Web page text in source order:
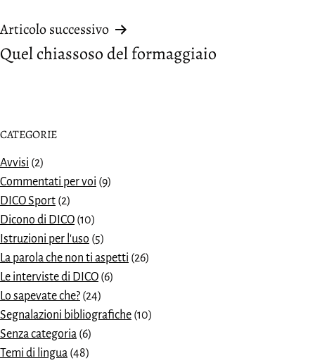
Articolo successivo
Quel chiassoso del formaggiaio
CATEGORIE
Avvisi (2)
Commentati per voi (9)
DICO Sport (2)
Dicono di DICO (10)
Istruzioni per l'uso (5)
La parola che non ti aspetti (26)
Le interviste di DICO (6)
Lo sapevate che? (24)
Segnalazioni bibliografiche (10)
Senza categoria (6)
Temi di lingua (48)